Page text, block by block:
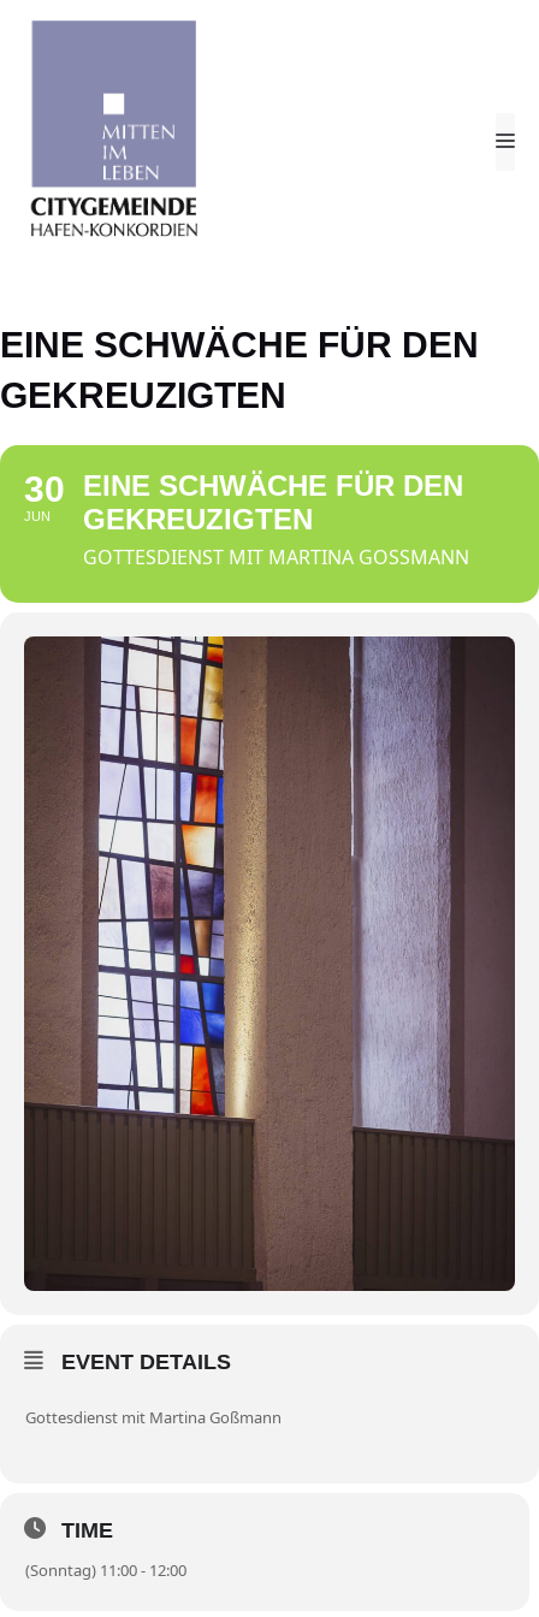
Zum
EINE SCHWÄCHE FÜR DEN
GEKREUZIGTEN
30
JUN
EINE SCHWÄCHE FÜR DEN
GEKREUZIGTEN
GOTTESDIENST MIT MARTINA GOSSMANN
EVENT DETAILS
Gottesdienst mit Martina Goßmann
TIME
(Sonntag) 11:00 - 12:00